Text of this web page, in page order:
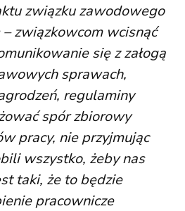
związku zawodowego
– związkowcom wcisnąć
się z załogą
sprawach,
regulaminy
spór zbiorowy
pracy, nie przyjmując
wszystko, żeby nas
taki, że to będzie
pracownicze